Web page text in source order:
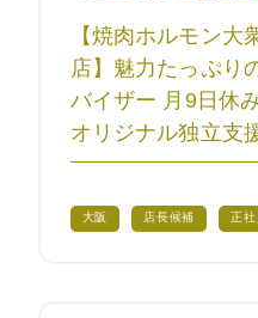
【焼肉ホルモン大
店】魅力たっぷり
バイザー 月9日休
オリジナル独立支
大阪 店長候補 正社